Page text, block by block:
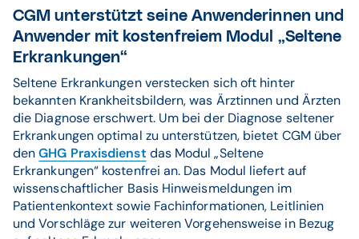
CGM unterstützt seine Anwenderinnen und
Anwender mit kostenfreiem Modul „Seltene
Erkrankungen“
Seltene Erkrankungen verstecken sich oft hinter
bekannten Krankheitsbildern, was Ärztinnen und Ärzten
die Diagnose erschwert. Um bei der Diagnose seltener
Erkrankungen optimal zu unterstützen, bietet CGM über
denGHG Praxisdienst das Modul „Seltene
Erkrankungen“ kostenfrei an. Das Modul liefert auf
wissenschaftlicher Basis Hinweismeldungen im
Patientenkontext sowie Fachinformationen, Leitlinien
und Vorschläge zur weiteren Vorgehensweise in Bezug